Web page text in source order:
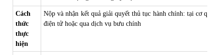
Cách
thức
thực
hiện
Nộp và nhận kết quả giải quyết thủ tục hành chính: tại cơ
điện tử hoặc qua dịch vụ bưu chính